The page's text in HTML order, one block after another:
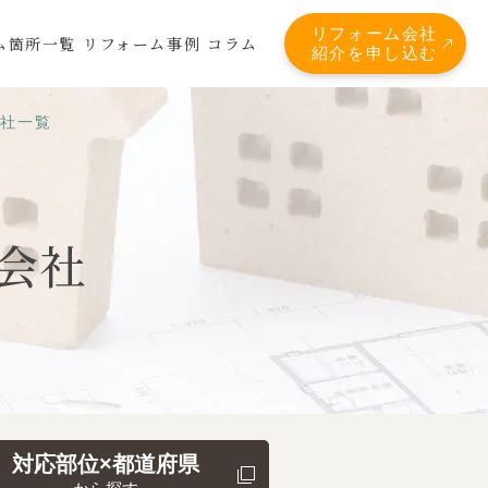
箇所一覧 リフォーム事例 コラム
リフォーム会社
紹介を申し込む
一覧
社
対応部位×都道府県